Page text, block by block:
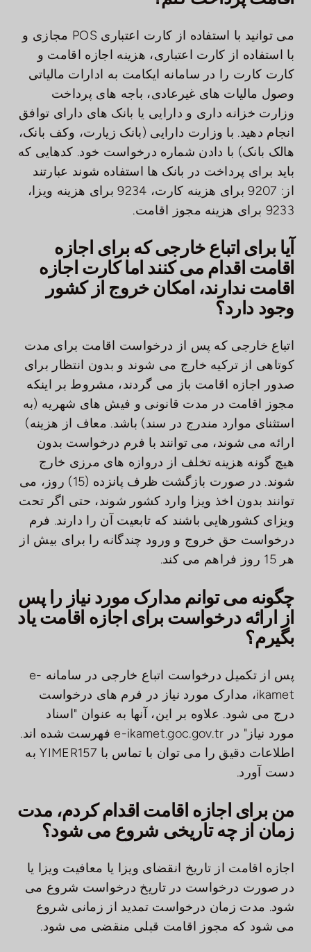
می توانید با استفاده از کارت اعتباری POS مجازی و
با استفاده از کارت اعتباری، هزینه اجازه اقامت و
کارت کارت را در سامانه ایکامت به ادارات مالیاتی
وصول مالیات های غیرعادی، باجه های پرداخت
وزارت خزانه داری و دارایی یا بانک های دارای توافق
انجام دهید. با وزارت دارایی (بانک زیارت، وکف بانک،
هالک بانک) با دادن شماره درخواست خود. کدهایی که
باید برای پرداخت در بانک ها استفاده شوند عبارتند
از: 9207 برای هزینه کارت، 9234 برای هزینه ویزا،
9233 برای هزینه مجوز اقامت.
آیا برای اتباع خارجی که برای اجازه
اقامت اقدام می کنند اما کارت اجازه
اقامت ندارند، امکان خروج از کشور
وجود دارد؟
اتباع خارجی که پس از درخواست اقامت برای مدت
کوتاهی از ترکیه خارج می شوند و بدون انتظار برای
صدور اجازه اقامت باز می گردند، مشروط بر اینکه
مجوز اقامت در مدت قانونی و فیش های شهریه (به
استثنای موارد مندرج در سند) باشد. معاف از هزینه)
ارائه می شوند، می توانند با فرم درخواست بدون
هیچ گونه هزینه تخلف از دروازه های مرزی خارج
شوند. در صورت بازگشت ظرف پانزده (15) روز، می
توانند بدون اخذ ویزا وارد کشور شوند، حتی اگر تحت
ویزای کشورهایی باشند که تابعیت آن را دارند. فرم
درخواست حق خروج و ورود چندگانه را برای بیش از
هر 15 روز فراهم می کند.
چگونه می توانم مدارک مورد نیاز را پس
از ارائه درخواست برای اجازه اقامت یاد
بگیرم؟
پس از تکمیل درخواست اتباع خارجی در سامانه e-
ikamet، مدارک مورد نیاز در فرم های درخواست
درج می شود. علاوه بر این، آنها به عنوان "اسناد
مورد نیاز" در e-ikamet.goc.gov.tr فهرست شده اند.
اطلاعات دقیق را می توان با تماس با YIMER157 به
دست آورد.
من برای اجازه اقامت اقدام کردم، مدت
زمان از چه تاریخی شروع می شود؟
اجازه اقامت از تاریخ انقضای ویزا یا معافیت ویزا یا
در صورت درخواست در تاریخ درخواست شروع می
شود. مدت زمان درخواست تمدید از زمانی شروع
می شود که مجوز اقامت قبلی منقضی می شود.